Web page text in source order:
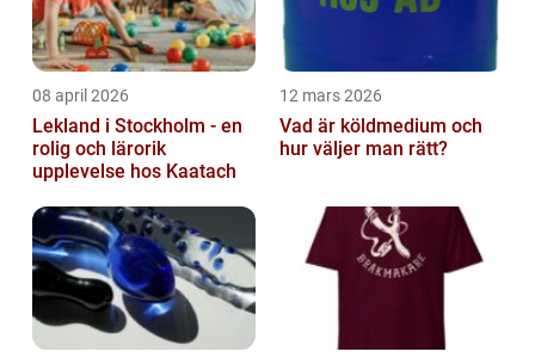
08 april 2026
Lekland i Stockholm - en
rolig och lärorik
upplevelse hos Kaatach
12 mars 2026
Vad är köldmedium och
hur väljer man rätt?